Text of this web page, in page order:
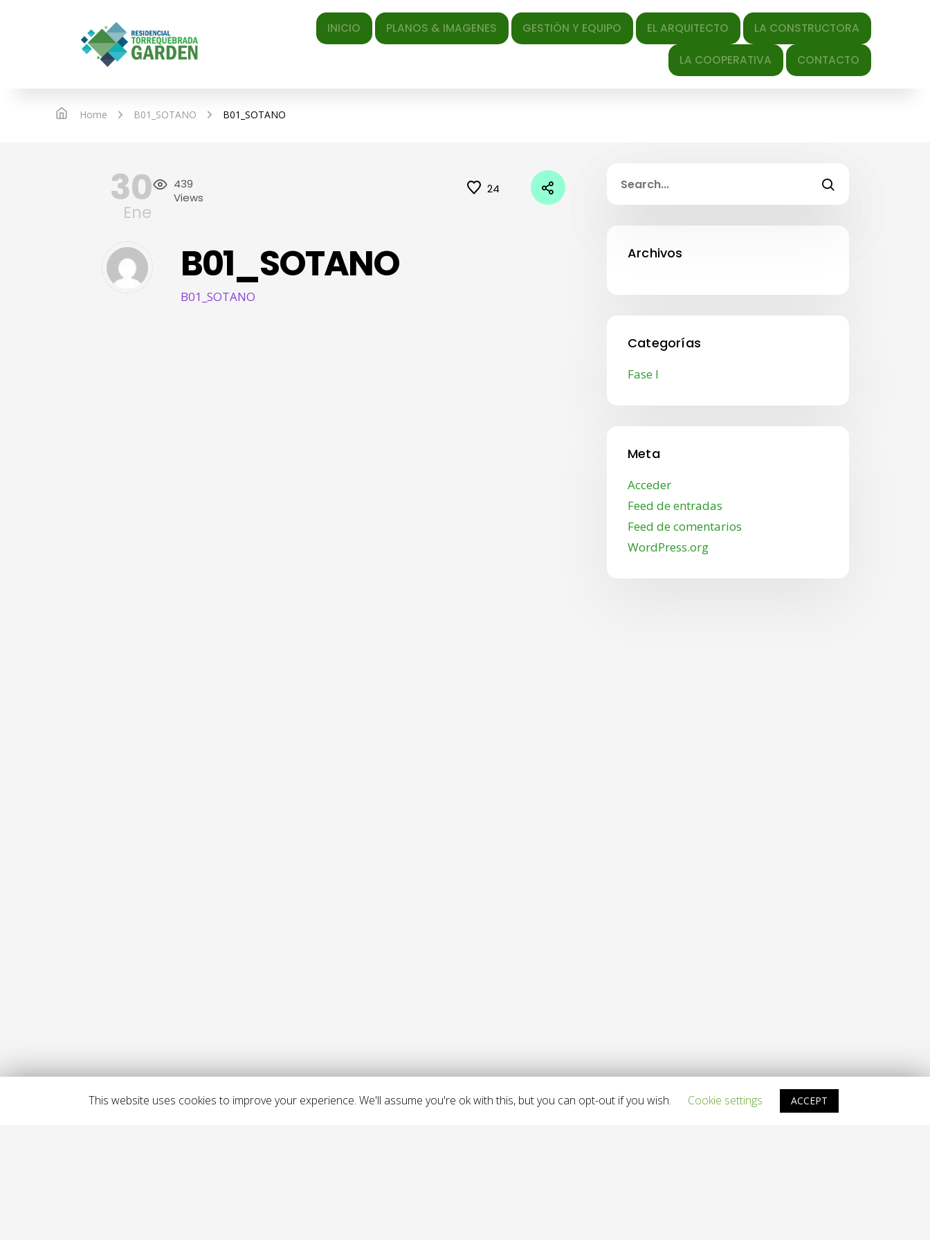
INICIO PLANOS & IMAGENES GESTIÓN Y EQUIPO EL ARQUITECTO LA CONSTRUCTORA
LA COOPERATIVA CONTACTO
Home B01_SOTANO B01_SOTANO
30
Ene
439
Views
24
B01_SOTANO
B01_SOTANO
Archivos
Categorías
Fase I
Meta
Acceder
Feed de entradas
Feed de comentarios
WordPress.org
This website uses cookies to improve your experience. We'll assume you're ok with this, but you can opt-out if you wish. Cookie settings ACCEPT